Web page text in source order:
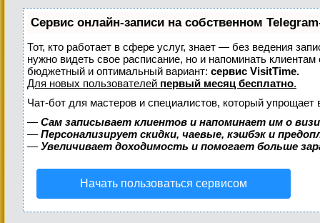
Сервис онлайн-записи на собственном
Тот, кто работает в сфере услуг, знает — без ведения
нужно видеть свое расписание, но и напоминать
бюджетный и оптимальный вариант: сервис VisitTime.
Для новых пользователей первый месяц бесплатно.
Чат-бот для мастеров и специалистов, который упрощает
— Сам записывает клиентов и напоминает им о
— Персонализирует скидки, чаевые, кэшбэк и
— Увеличивает доходимость и помогает больше
Начать пользоваться сервисом